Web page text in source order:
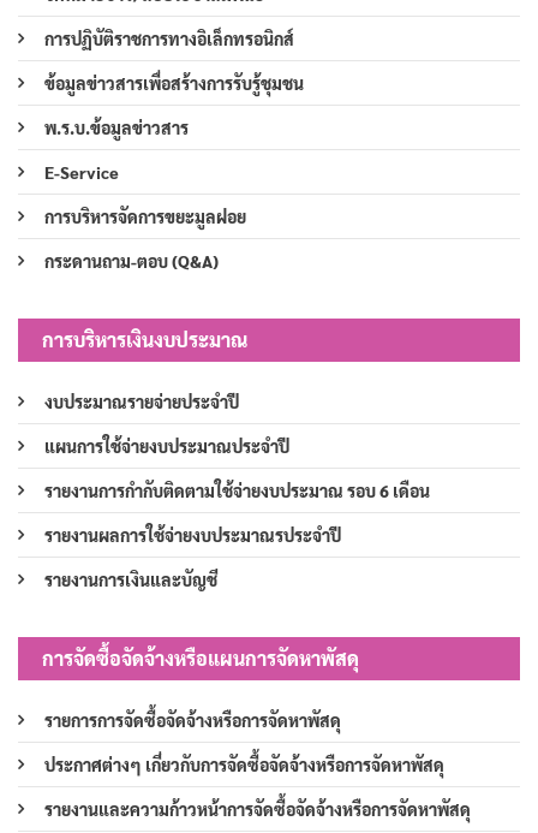
การปฏิบัติราชการทางอิเล็กทรอนิกส์
ข้อมูลข่าวสารเพื่อสร้างการรับรู้ชุมชน
พ.ร.บ.ข้อมูลข่าวสาร
E-Service
การบริหารจัดการขยะมูลฝอย
กระดานถาม-ตอบ (Q&A)
การบริหารเงินงบประมาณ
งบประมาณรายจ่ายประจำปี
แผนการใช้จ่ายงบประมาณประจำปี
รายงานการกำกับติดตามใช้จ่ายงบประมาณ รอบ 6 เดือน
รายงานผลการใช้จ่ายงบประมาณรประจำปี
รายงานการเงินและบัญชี
การจัดซื้อจัดจ้างหรือแผนการจัดหาพัสดุ
รายการการจัดซื้อจัดจ้างหรือการจัดหาพัสดุ
ประกาศต่างๆ เกี่ยวกับการจัดซื้อจัดจ้างหรือการจัดหาพัสดุ
รายงานและความก้าวหน้าการจัดซื้อจัดจ้างหรือการจัดหาพัสดุ